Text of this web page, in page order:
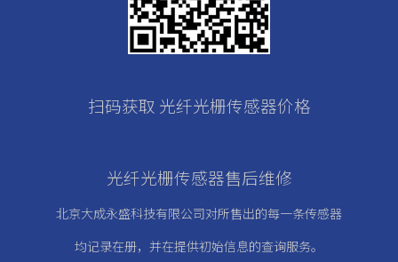
扫码获取 光纤光栅传感器价格
光纤光栅传感器售后维修
北京大成永盛科技有限公司对所售出的每一条传感器
均记录在册， 并在提供初始信息的查询服务。